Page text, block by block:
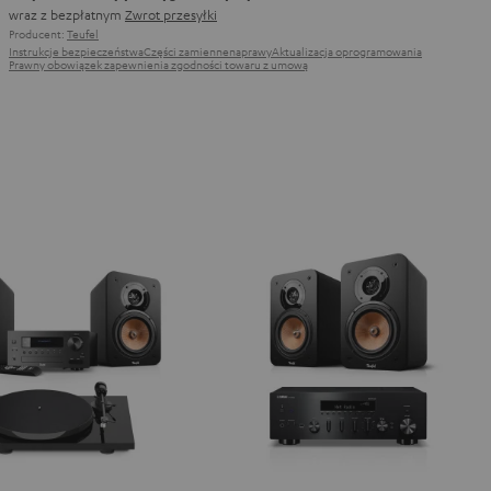
wraz z bezpłatnym Zwrot przesyłki
Producent: Teufel
Instrukcje bezpieczeństwaCzęści zamiennenaprawyAktualizacja oprogramowania
Prawny obowiązek zapewnienia zgodności towaru z umową